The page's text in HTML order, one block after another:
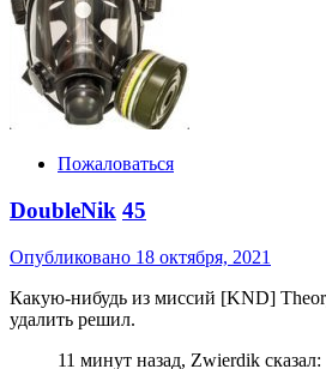
Пожаловаться
DoubleNik 45
Опубликовано 18 октября, 2021
Какую-нибудь из миссий [KND]
удалить решил.
11 минут назад, Zwierdik сказал: